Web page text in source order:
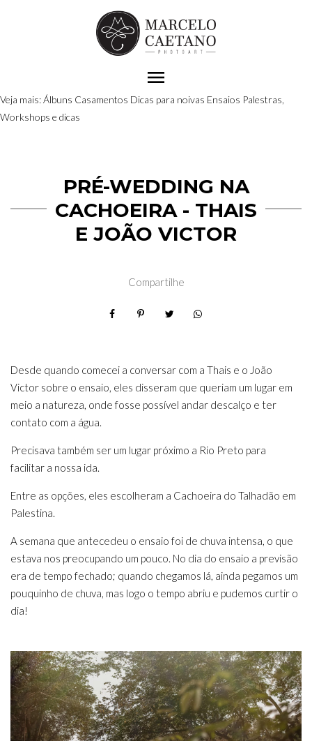
menu
Veja mais:Álbuns Casamentos Dicas para noivas Ensaios Palestras,
Workshops e dicas
PRÉ-WEDDING NA
CACHOEIRA - THAIS
E JOÃO VICTOR
Compartilhe
Desde quando comecei a conversar com a Thais e o João
Victor sobre o ensaio, eles disseram que queriam um lugar em
meio a natureza, onde fosse possível andar descalço e ter
contato com a água.
Precisava também ser um lugar próximo a Rio Preto para
facilitar a nossa ida.
Entre as opções, eles escolheram a Cachoeira do Talhadão em
Palestina.
A semana que antecedeu o ensaio foi de chuva intensa, o que
estava nos preocupando um pouco. No dia do ensaio a previsão
era de tempo fechado; quando chegamos lá, ainda pegamos um
pouquinho de chuva, mas logo o tempo abriu e pudemos curtir o
dia!